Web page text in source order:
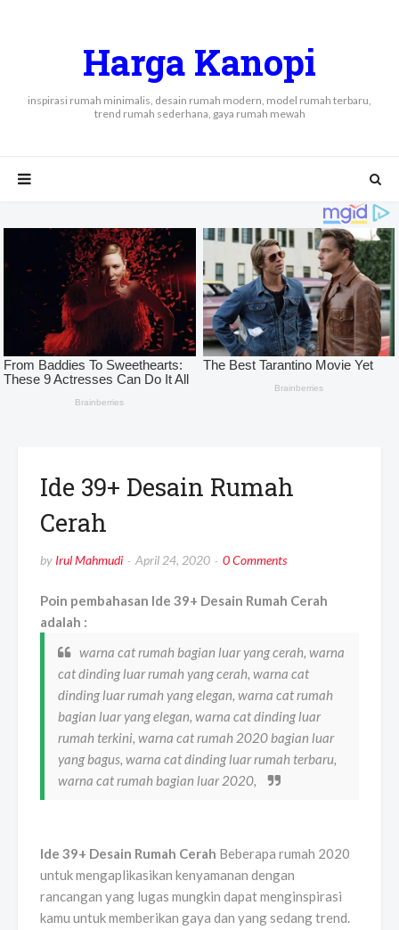
Harga Kanopi
inspirasi rumah minimalis, desain rumah modern, model rumah terbaru,
trend rumah sederhana, gaya rumah mewah
Ide 39+ Desain Rumah
Cerah
by Irul Mahmudi April 24, 2020 0 Comments
Poin pembahasan Ide 39+ Desain Rumah Cerah
adalah :
warna cat rumah bagian luar yang cerah, warna
cat dinding luar rumah yang cerah, warna cat
dinding luar rumah yang elegan, warna cat rumah
bagian luar yang elegan, warna cat dinding luar
rumah terkini, warna cat rumah 2020 bagian luar
yang bagus, warna cat dinding luar rumah terbaru,
warna cat rumah bagian luar 2020,
Ide 39+ Desain Rumah Cerah Beberapa rumah 2020
untuk mengaplikasikan kenyamanan dengan
rancangan yang lugas mungkin dapat menginspirasi
kamu untuk memberikan gaya dan yang sedang trend.